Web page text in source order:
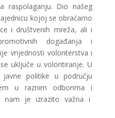
raspolaganju. Dio našeg
kojoj se obraćamo
i društvenih mreža, ali i
događanja i
vrijednosti volonterstva i
uključe u volontiranje. U
politike u području
u raznim odborima i
nam je izrazito važna i